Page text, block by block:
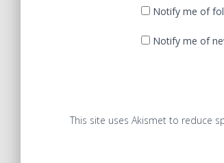
Notify me of
Notify me of
This site uses Akismet to reduce